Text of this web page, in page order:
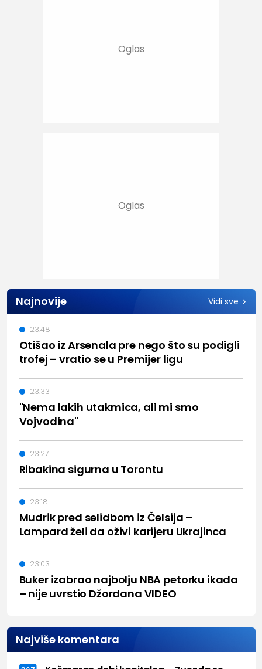
Najnovije Vidi sve
Otišao iz Arsenala pre nego što su podigli
trofej – vratio se u Premijer ligu
23:48
"Nema lakih utakmica, ali mi smo
Vojvodina"
23:33
Ribakina sigurna u Torontu
23:27
Mudrik pred selidbom iz Čelsija –
Lampard želi da oživi karijeru Ukrajinca
23:18
Buker izabrao najbolju NBA petorku ikada
– nije uvrstio Džordana VIDEO
23:03
Najviše komentara